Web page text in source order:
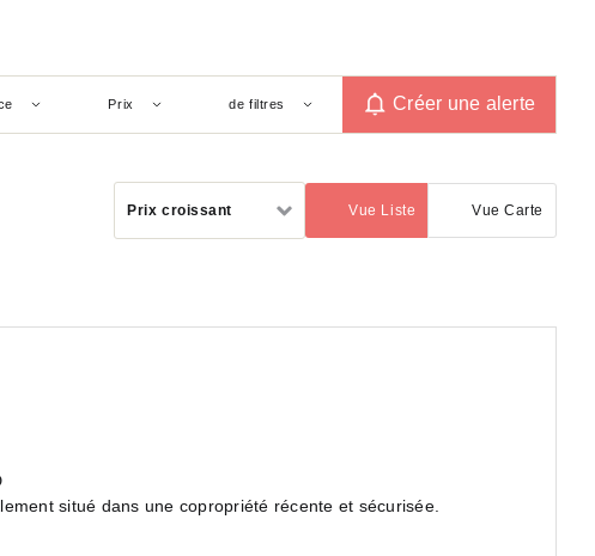
Prix de filtres Créer une alerte
Prix croissant Vue Liste
(activé) Vue Carte
situé dans une copropriété récente et sécurisée.